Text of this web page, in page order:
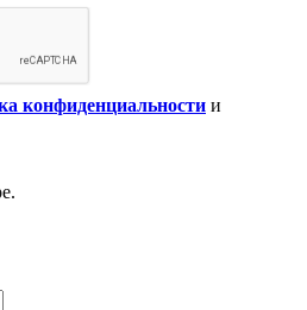
конфиденциальности и